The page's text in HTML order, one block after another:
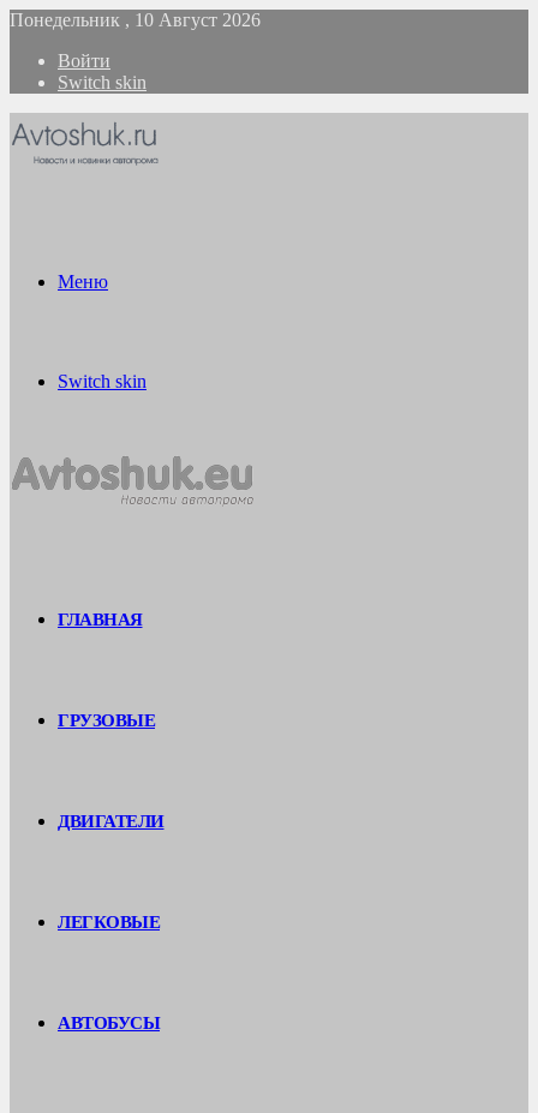
Понедельник , 10 Август 2026
Войти
Switch skin
Меню
Switch skin
ГЛАВНАЯ
ГРУЗОВЫЕ
ДВИГАТЕЛИ
ЛЕГКОВЫЕ
АВТОБУСЫ